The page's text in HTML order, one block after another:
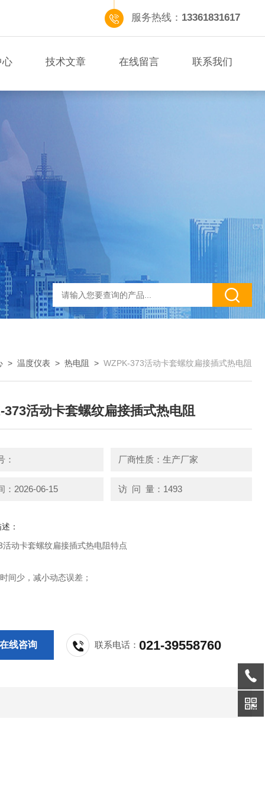
服务热线： 13361831617
心 技术文章 在线留言 联系我们
> 温度仪表 > 热电阻 > WZPK-373活动卡套螺纹扁接插式热电阻
373活动卡套螺纹扁接插式热电阻
： 厂商性质：生产厂家
：2026-06-15 访 问 量：1493
：
活动卡套螺纹扁接插式热电阻特点
间少，减小动态误差；
度高；
线咨询 联系电话：021-39558760